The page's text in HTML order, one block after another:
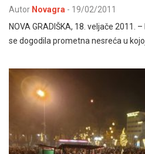
Autor Novagra - 19/02/2011
NOVA GRADIŠKA, 18. veljače 2011.
se dogodila prometna nesreća u